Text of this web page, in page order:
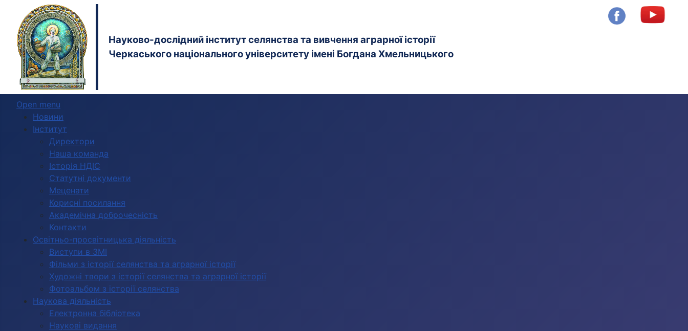
Науково-дослідний інститут селянства та вивчення аграрної історії
Черкаського національного університету імені Богдана Хмельницького
Open menu
Новини
Інститут
Директори
Наша команда
Історія НДІС
Статутні документи
Меценати
Корисні посилання
Академічна доброчесність
Контакти
Освітньо-просвітницька діяльність
Виступи в ЗМІ
Фільми з історії селянства та аграрної історії
Художні твори з історії селянства та аграрної історії
Фотоальбом з історії селянства
Наукова діяльність
Електронна бібліотека
Наукові видання